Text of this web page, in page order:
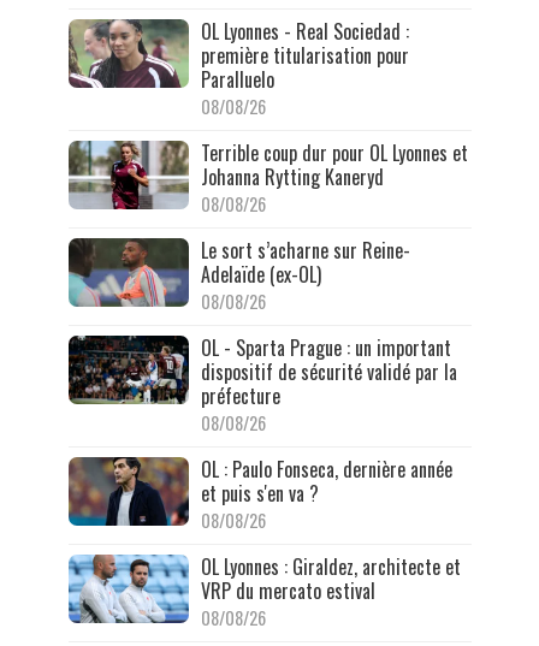
OL Lyonnes - Real Sociedad :
première titularisation pour
Paralluelo
08/08/26
Terrible coup dur pour OL Lyonnes et
Johanna Rytting Kaneryd
08/08/26
Le sort s’acharne sur Reine-
Adelaïde (ex-OL)
08/08/26
OL - Sparta Prague : un important
dispositif de sécurité validé par la
préfecture
08/08/26
OL : Paulo Fonseca, dernière année
et puis s'en va ?
08/08/26
OL Lyonnes : Giraldez, architecte et
VRP du mercato estival
08/08/26